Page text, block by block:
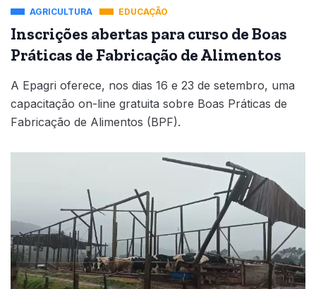
AGRICULTURA EDUCAÇÃO
Inscrições abertas para curso de Boas
Práticas de Fabricação de Alimentos
A Epagri oferece, nos dias 16 e 23 de setembro, uma
capacitação on-line gratuita sobre Boas Práticas de
Fabricação de Alimentos (BPF).